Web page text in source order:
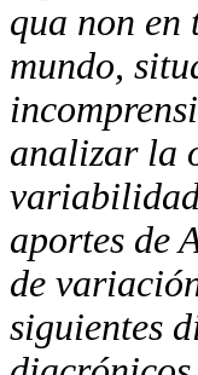
qua non en
mundo,
analizar la
aportes de
de
siguientes